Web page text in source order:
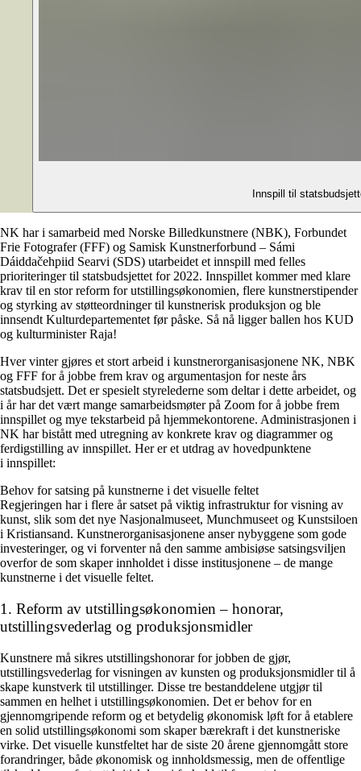
Innspill til
NK har i samarbeid med Norske Billedkunstnere (NBK), Forbundet
Frie Fotografer (FFF) og Samisk Kunstnerforbund – Sámi
Dáiddačehpiid Searvi (SDS) utarbeidet et innspill med felles
prioriteringer til statsbudsjettet for 2022. Innspillet kommer med klare
krav til en stor reform for utstillingsøkonomien, flere kunstnerstipender
og styrking av støtteordninger til kunstnerisk produksjon og ble
innsendt Kulturdepartementet før påske. Så nå ligger ballen hos KUD
og kulturminister Raja!
Hver vinter gjøres et stort arbeid i kunstnerorganisasjonene NK, NBK
og FFF for å jobbe frem krav og argumentasjon for neste års
statsbudsjett. Det er spesielt styrelederne som deltar i dette arbeidet, og
i år har det vært mange samarbeidsmøter på Zoom for å jobbe frem
innspillet og mye tekstarbeid på hjemmekontorene. Administrasjonen i
NK har bistått med utregning av konkrete krav og diagrammer og
ferdigstilling av innspillet. Her er et utdrag av hovedpunktene
i innspillet:
Behov for satsing på kunstnerne i det visuelle feltet
Regjeringen har i flere år satset på viktig infrastruktur for visning av
kunst, slik som det nye Nasjonalmuseet, Munchmuseet og Kunstsiloen
i Kristiansand. Kunstnerorganisasjonene anser nybyggene som gode
investeringer, og vi forventer nå den samme ambisiøse satsingsviljen
overfor de som skaper innholdet i disse institusjonene – de mange
kunstnerne i det visuelle feltet.
1. Reform av utstillingsøkonomien – honorar,
utstillingsvederlag og produksjonsmidler
Kunstnere må sikres utstillingshonorar for jobben de gjør,
utstillingsvederlag for visningen av kunsten og produksjonsmidler til å
skape kunstverk til utstillinger. Disse tre bestanddelene utgjør til
sammen en helhet i utstillingsøkonomien. Det er behov for en
gjennomgripende reform og et betydelig økonomisk løft for å etablere
en solid utstillingsøkonomi som skaper bærekraft i det kunstneriske
virke. Det visuelle kunstfeltet har de siste 20 årene gjennomgått store
forandringer, både økonomisk og innholdsmessig, men de offentlige